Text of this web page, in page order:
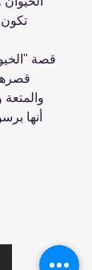
قصة
والمتعة
أنها